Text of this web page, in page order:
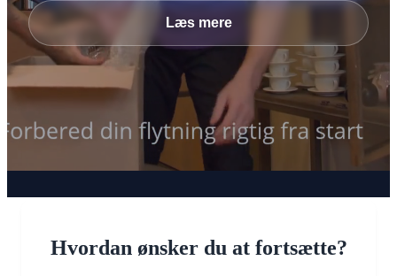
Læs mere
Hvordan ønsker du at fortsætte?